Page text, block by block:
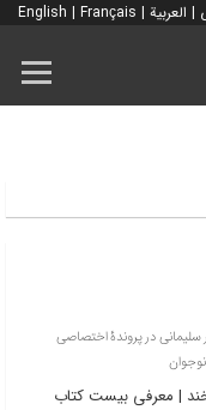
| العربية |
English | Français
سلیمانی در پروندۀ اختصاصی
| معرفی بیست کتاب